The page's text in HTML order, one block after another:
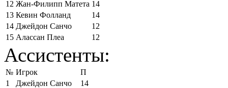
12 Жан-Филипп Матета 14
13 Кевин Фолланд
14
14 Джейдон Санчо
12
15 Алассан Плеа 12
Ассистенты:
№ Игрок
П
1
Джейдон Санчо
14